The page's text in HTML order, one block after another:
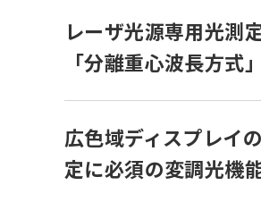
レーザ光源専用光測
「分離重心波長方式
広色域ディスプレイ
定に必須の変調光機